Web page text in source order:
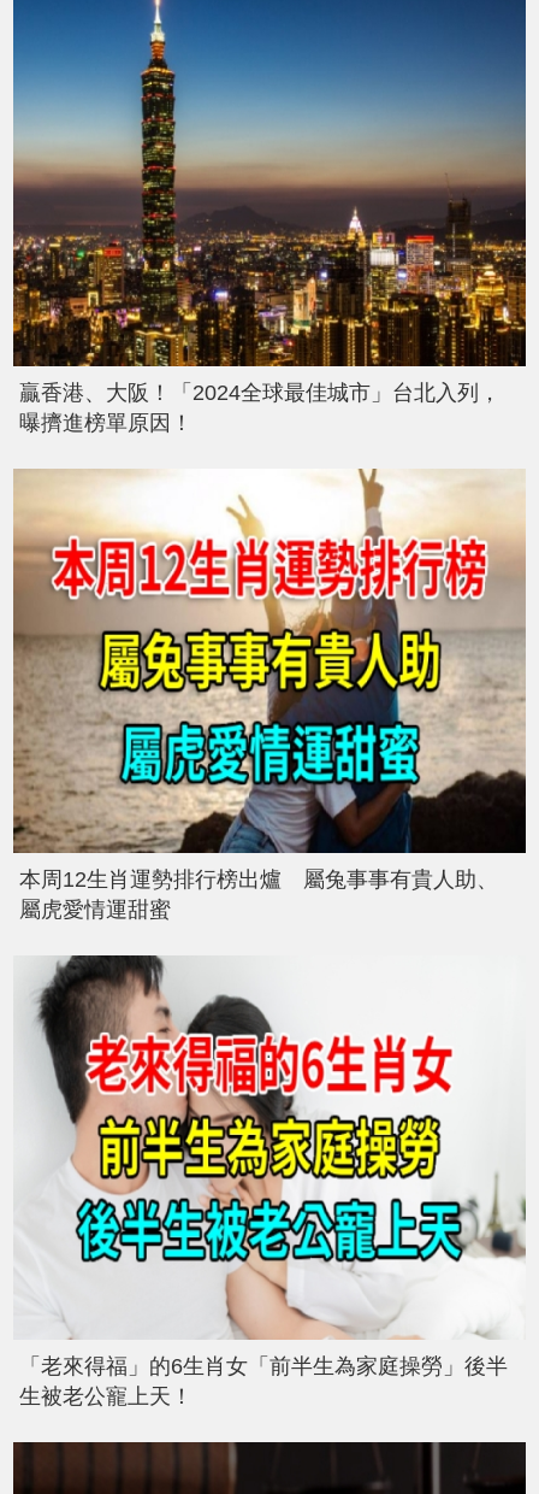
贏香港、大阪！「2024全球最佳城市」台北入列，
曝擠進榜單原因！
本周12生肖運勢排行榜出爐 屬兔事事有貴人助、
屬虎愛情運甜蜜
「老來得福」的6生肖女「前半生為家庭操勞」後半
生被老公寵上天！